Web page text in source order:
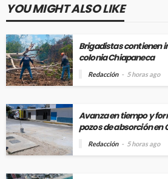
YOU MIGHT ALSO LIKE
Brigadistas contienen
colonia Chiapaneca
Redacción 5 horas ago
Avanza en tiempo y
pozos de absorción en
Redacción 5 horas ago